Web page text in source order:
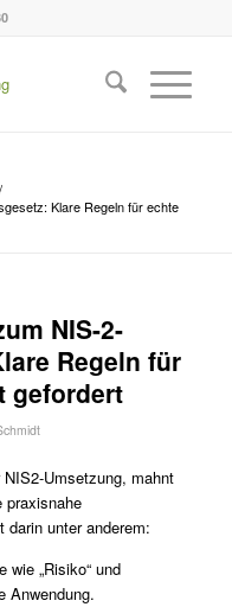
/
Klare Regeln für echte
NIS-2-
Regeln für
gefordert
Umsetzung, mahnt
praxisnahe
darin unter anderem:
wie „Risiko“ und
Anwendung.